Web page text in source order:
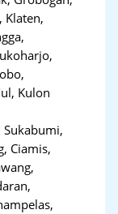
Klaten,
Kulon
Sukabumi,
Ciamis,